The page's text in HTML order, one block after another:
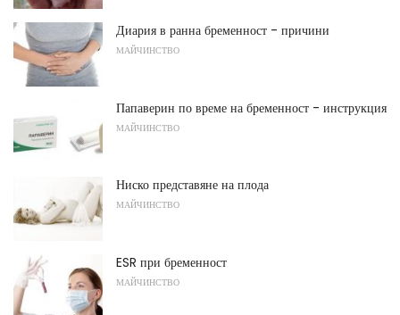
Диария в ранна бременност - причини
МАЙЧИНСТВО
Папаверин по време на бременност - инструкция
МАЙЧИНСТВО
Ниско представяне на плода
МАЙЧИНСТВО
ESR при бременност
МАЙЧИНСТВО